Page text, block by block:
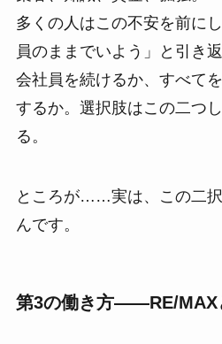
多くの人はこの不安を前に
員のままでいよう」と引き返
会社員を続けるか、すべて
するか。選択肢はこの二つ
る。
ところが……実は、この二
んです。
第3の働き方――RE/MAX